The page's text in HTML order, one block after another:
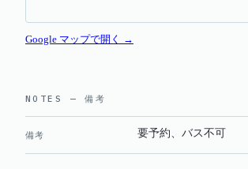
Google マップで開く →
NOTES — 備考
備考 要予約、バス不可